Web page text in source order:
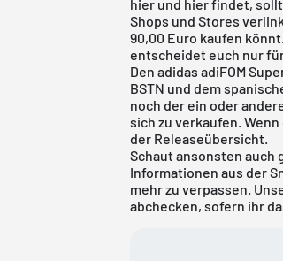
hier und hierfindet,
Shops und Stores
90,00 Euro kaufen
entscheidet euch nur
Den adidas adiFOM
BSTN und dem
noch der ein oder
sich zu verkaufen.
der Releaseübersicht
Schaut ansonsten auch
Informationen aus der
mehr zu verpassen.
abchecken, sofern ihr